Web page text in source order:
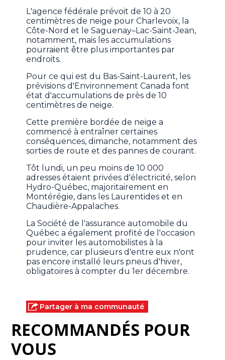
L'agence fédérale prévoit de 10 à 20
centimètres de neige pour Charlevoix, la
Côte-Nord et le Saguenay–Lac-Saint-Jean,
notamment, mais les accumulations
pourraient être plus importantes par
endroits.
Pour ce qui est du Bas-Saint-Laurent, les
prévisions d'Environnement Canada font
état d'accumulations de près de 10
centimètres de neige.
Cette première bordée de neige a
commencé à entraîner certaines
conséquences, dimanche, notamment des
sorties de route et des pannes de courant.
Tôt lundi, un peu moins de 10 000
adresses étaient privées d'électricité, selon
Hydro-Québec, majoritairement en
Montérégie, dans les Laurentides et en
Chaudière-Appalaches.
La Société de l'assurance automobile du
Québec a également profité de l'occasion
pour inviter les automobilistes à la
prudence, car plusieurs d'entre eux n'ont
pas encore installé leurs pneus d'hiver,
obligatoires à compter du 1er décembre.
Partager à ma communauté
RECOMMANDÉS POUR
VOUS